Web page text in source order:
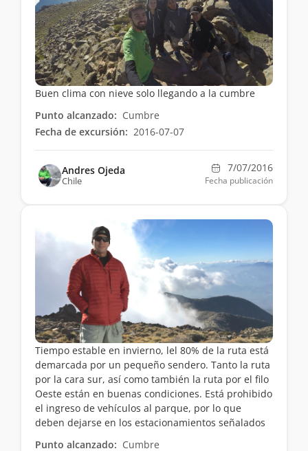
Buen clima con nieve solo llegando a la cumbre
Punto alcanzado: Cumbre
Fecha de excursión: 2016-07-07
Andres Ojeda
Chile
7/07/2016
Fecha publicación
Tiempo estable en invierno, lel 80% de la ruta está
demarcada por un pequeño sendero. Tanto la ruta
por la cara sur, así como también la ruta por el filo
Oeste están en buenas condiciones. Está prohibido
el ingreso de vehículos al parque, por lo que
deben dejarse en los estacionamientos señalados
Punto alcanzado: Cumbre